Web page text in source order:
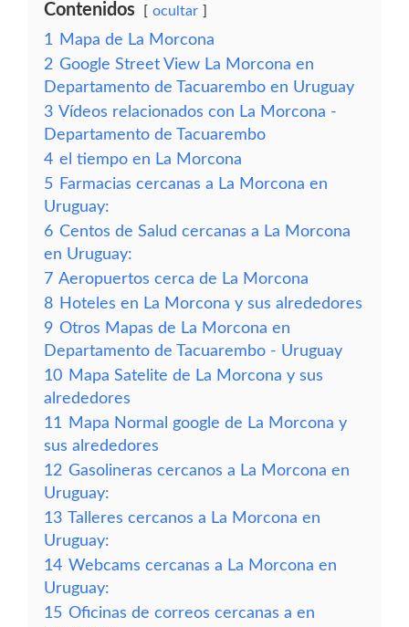
Contenidos ocultar
1
Mapa de La Morcona
2 Google Street View La Morcona en
Departamento de Tacuarembo en Uruguay
3 Vídeos relacionados con La Morcona -
Departamento de Tacuarembo
4 el tiempo en La Morcona
5 Farmacias cercanas a La Morcona en
Uruguay:
6 Centos de Salud cercanas a La Morcona
en Uruguay:
7 Aeropuertos cerca de La Morcona
8 Hoteles en La Morcona y sus alrededores
9 Otros Mapas de La Morcona en
Departamento de Tacuarembo - Uruguay
10 Mapa Satelite de La Morcona y sus
alrededores
11
Mapa Normal google de La Morcona y
sus alrededores
12 Gasolineras cercanos a La Morcona en
Uruguay:
13 Talleres cercanos a La Morcona en
Uruguay:
14 Webcams cercanas a La Morcona en
Uruguay:
15 Oficinas de correos cercanas a en